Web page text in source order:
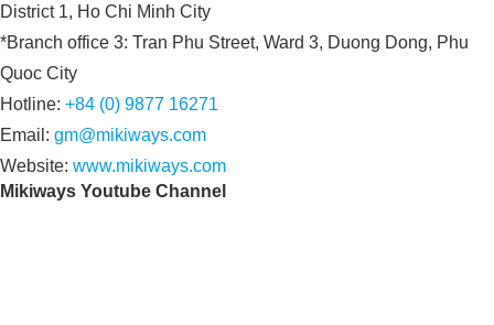
District 1, Ho Chi Minh City
*Branch office 3: Tran Phu Street, Ward 3, Duong Dong, Phu
Quoc City
Hotline: +84 (0) 9877 16271
Email: gm@mikiways.com
Website: www.mikiways.com
Mikiways Youtube Channel